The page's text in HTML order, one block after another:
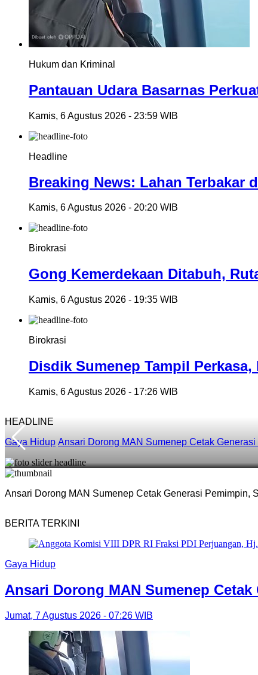
Hukum dan Kriminal
Pantauan Udara Basarnas
Kamis, 6 Agustus 2026 - 23:59 WIB
Headline
Breaking News: Lahan Terbakar
Kamis, 6 Agustus 2026 - 20:20 WIB
Birokrasi
Gong Kemerdekaan Ditabuh,
Kamis, 6 Agustus 2026 - 19:35 WIB
Birokrasi
Disdik Sumenep Tampil Perkasa,
Kamis, 6 Agustus 2026 - 17:26 WIB
HEADLINE
Gaya Hidup Ansari Dorong MAN Sumenep Cetak
Ansari Dorong MAN Sumenep Cetak Generasi Pemimpin,
BERITA TERKINI
Gaya Hidup
Ansari Dorong MAN Sumenep
Jumat, 7 Agustus 2026 - 07:26 WIB